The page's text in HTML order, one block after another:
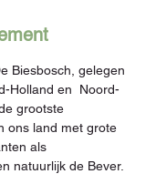
Biesbosch, gelegen
Holland en  Noord-
grootste
ons land met grote
als
natuurlijk de Bever.